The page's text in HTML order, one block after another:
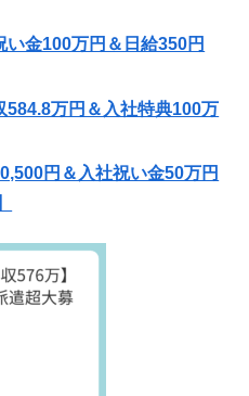
金100万円＆日給350円
万円＆入社特典100万
円＆入社祝い金50万円